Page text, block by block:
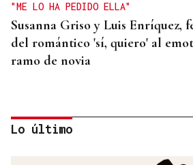
"ME LO HA PEDIDO ELLA"
Susanna Griso y Luis Enríquez,
del romántico 'sí, quiero' al
ramo de novia
Lo último